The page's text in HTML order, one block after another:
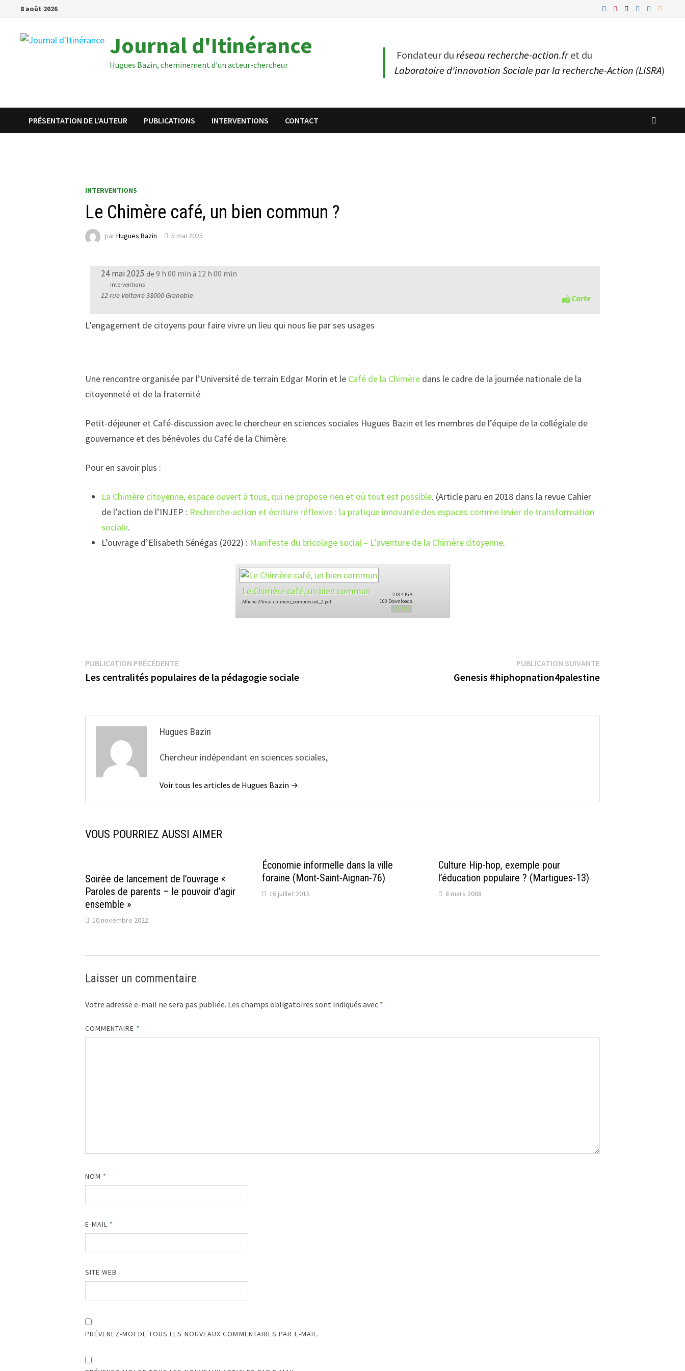
Passer
contenu
8 août 2026
Journal d'Itinérance
Hugues Bazin, cheminement d'un acteur-chercheur
Fondateur du réseau recherche-action.fret du
Laboratoire d'innovation Sociale par la recherche-Action (LISRA)
PRÉSENTATION DE L’AUTEUR PUBLICATIONS INTERVENTIONS CONTACT
INTERVENTIONS
Le Chimère café, un bien commun ?
parHugues Bazin 5 mai 2025
24 mai 2025 de 9 h 00 min à 12 h 00 min
Interventions
12 rue Voltaire 38000 Grenoble Carte
L’engagement de citoyens pour faire vivre un lieu qui nous lie par ses usages
Une rencontre organisée par l’Université de terrain Edgar Morin et le Café de la Chimère dans le cadre de la journée nationale de la
citoyenneté et de la fraternité
Petit-déjeuner et Café-discussion avec le chercheur en sciences sociales Hugues Bazin et les membres de l’équipe de la collégiale de
gouvernance et des bénévoles du Café de la Chimère.
Pour en savoir plus :
La Chimère citoyenne, espace ouvert à tous, qui ne propose rien et où tout est possible. (Article paru en 2018 dans la revue Cahier
de l’action de l’INJEP : Recherche-action et écriture réflexive : la pratique innovante des espaces comme levier de transformation
sociale.
L’ouvrage d’Elisabeth Sénégas (2022) : Manifeste du bricolage social – L’aventure de la Chimère citoyenne.
Le Chimère café, un bien commun
Affiche-24mai-chimere_compressed_2.pdf
218.4 KiB
100 Downloads
DÉTAILS
Navigation
de
PUBLICATION PRÉCÉDENTEPublication
précédente :
Les centralités populaires de la pédagogie sociale
PUBLICATION SUIVANTEPublication
suivante :
Genesis #hiphopnation4palestine
Hugues Bazin
Chercheur indépendant en sciences sociales,
Voir tous les articles de Hugues Bazin →
VOUS POURRIEZ AUSSI AIMER
Soirée de lancement de l’ouvrage «
Paroles de parents – le pouvoir d’agir
ensemble »
10 novembre 2022
Économie informelle dans la ville
foraine (Mont-Saint-Aignan-76)
16 juillet 2015
Culture Hip-hop, exemple pour
l’éducation populaire ? (Martigues-13)
8 mars 2008
Laisser un commentaire
Votre adresse e-mail ne sera pas publiée. Les champs obligatoires sont indiqués avec *
COMMENTAIRE *
NOM *
E-MAIL *
SITE WEB
PRÉVENEZ-MOI DE TOUS LES NOUVEAUX COMMENTAIRES PAR E-MAIL.